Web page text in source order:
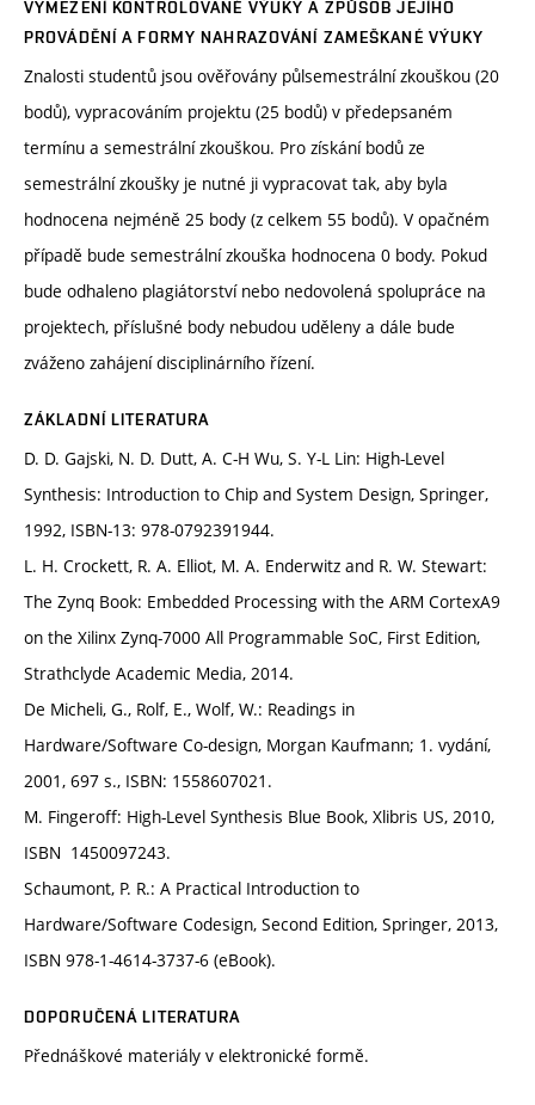
VYMEZENÍ KONTROLOVANÉ VÝUKY A ZPŮSOB JEJÍHO
PROVÁDĚNÍ A FORMY NAHRAZOVÁNÍ ZAMEŠKANÉ VÝUKY
Znalosti studentů jsou ověřovány půlsemestrální zkouškou (20
bodů), vypracováním projektu (25 bodů) v předepsaném
termínu a semestrální zkouškou. Pro získání bodů ze
semestrální zkoušky je nutné ji vypracovat tak, aby byla
hodnocena nejméně 25 body (z celkem 55 bodů). V opačném
případě bude semestrální zkouška hodnocena 0 body. Pokud
bude odhaleno plagiátorství nebo nedovolená spolupráce na
projektech, příslušné body nebudou uděleny a dále bude
zváženo zahájení disciplinárního řízení.
ZÁKLADNÍ LITERATURA
D. D. Gajski, N. D. Dutt, A. C-H Wu, S. Y-L Lin: High-Level
Synthesis: Introduction to Chip and System Design, Springer,
1992, ISBN-13: 978-0792391944.
L. H. Crockett, R. A. Elliot, M. A. Enderwitz and R. W. Stewart:
The Zynq Book: Embedded Processing with the ARM CortexA9
on the Xilinx Zynq-7000 All Programmable SoC, First Edition,
Strathclyde Academic Media, 2014.
De Micheli, G., Rolf, E., Wolf, W.: Readings in
Hardware/Software Co-design, Morgan Kaufmann; 1. vydání,
2001, 697 s., ISBN: 1558607021.
M. Fingeroff: High-Level Synthesis Blue Book, Xlibris US, 2010,
ISBN ‎ 1450097243.
Schaumont, P. R.: A Practical Introduction to
Hardware/Software Codesign, Second Edition, Springer, 2013,
ISBN 978-1-4614-3737-6 (eBook).
DOPORUČENÁ LITERATURA
Přednáškové materiály v elektronické formě.